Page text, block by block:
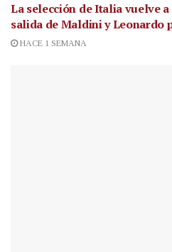
La selección de Italia vuelve
salida de Maldini y Leonardo
HACE 1 SEMANA